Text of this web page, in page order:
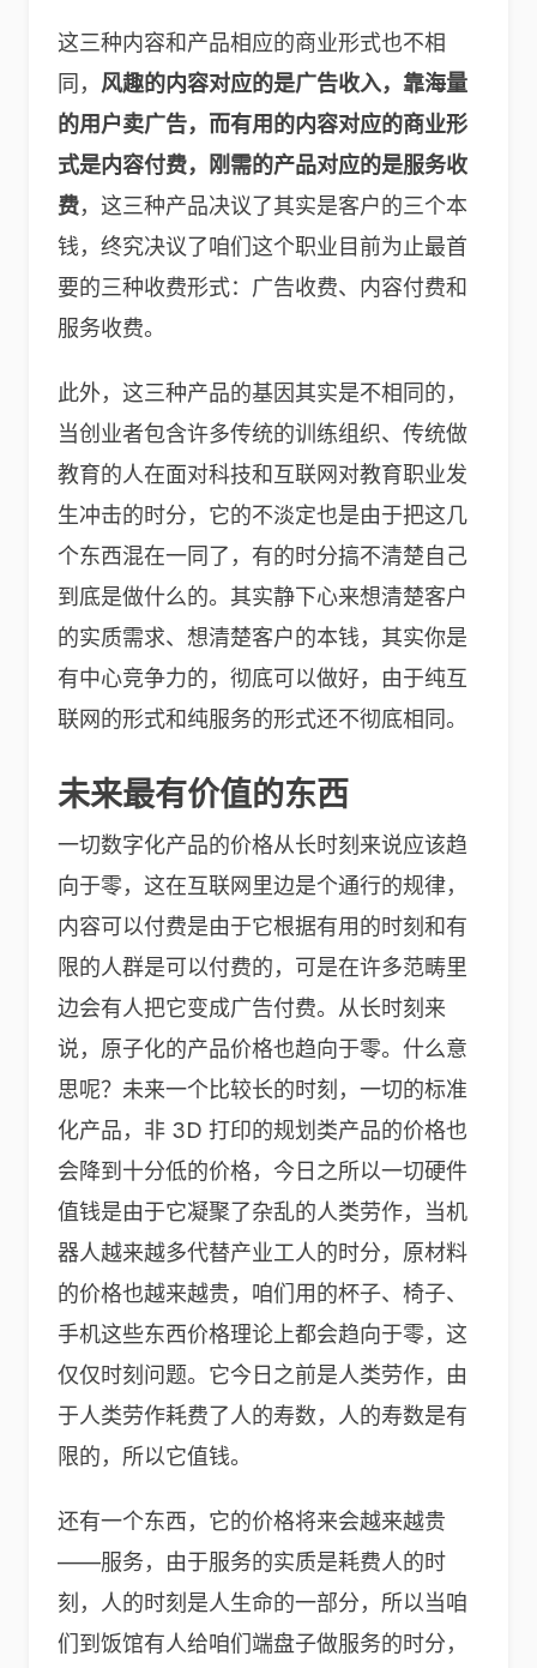
这三种内容和产品相应的商业形式也不相
同， 风趣的内容对应的是广告收入，靠海量
的用户卖广告，而有用的内容对应的商业形
式是内容付费，刚需的产品对应的是服务收
费，这三种产品决议了其实是客户的三个本
钱，终究决议了咱们这个职业目前为止最首
要的三种收费形式：广告收费、内容付费和
服务收费。
此外，这三种产品的基因其实是不相同的，
当创业者包含许多传统的训练组织、传统做
教育的人在面对科技和互联网对教育职业发
生冲击的时分，它的不淡定也是由于把这几
个东西混在一同了，有的时分搞不清楚自己
到底是做什么的。其实静下心来想清楚客户
的实质需求、想清楚客户的本钱，其实你是
有中心竞争力的，彻底可以做好，由于纯互
联网的形式和纯服务的形式还不彻底相同。
未来最有价值的东西
一切数字化产品的价格从长时刻来说应该趋
向于零，这在互联网里边是个通行的规律，
内容可以付费是由于它根据有用的时刻和有
限的人群是可以付费的，可是在许多范畴里
边会有人把它变成广告付费。从长时刻来
说，原子化的产品价格也趋向于零。什么意
思呢？未来一个比较长的时刻，一切的标准
化产品，非 3D 打印的规划类产品的价格也
会降到十分低的价格，今日之所以一切硬件
值钱是由于它凝聚了杂乱的人类劳作，当机
器人越来越多代替产业工人的时分，原材料
的价格也越来越贵，咱们用的杯子、椅子、
手机这些东西价格理论上都会趋向于零，这
仅仅时刻问题。它今日之前是人类劳作，由
于人类劳作耗费了人的寿数，人的寿数是有
限的，所以它值钱。
还有一个东西，它的价格将来会越来越贵
——服务，由于服务的实质是耗费人的时
刻，人的时刻是人生命的一部分，所以当咱
们到饭馆有人给咱们端盘子做服务的时分，